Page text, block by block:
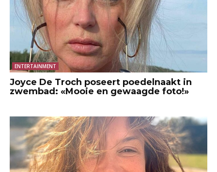
ENTERTAINMENT
Joyce De Troch poseert poedelnaakt in
zwembad: «Mooie en gewaagde foto!»